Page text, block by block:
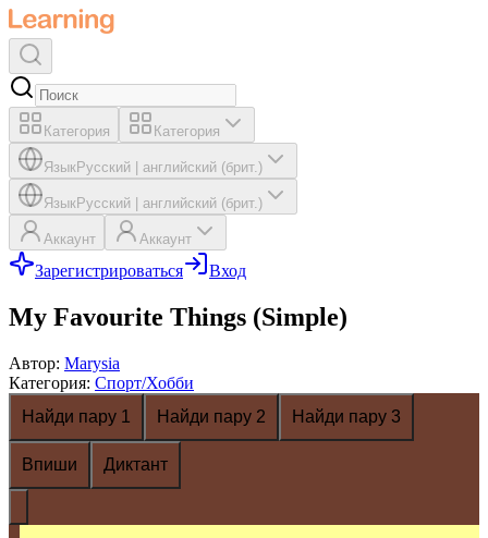
Категория Категория
ЯзыкРусский английский (брит.)
ЯзыкРусский английский (брит.)
Аккаунт Аккаунт
Зарегистрироваться Вход
My Favourite Things (Simple)
Автор: Marysia
Категория: Спорт/Хобби
Найди пару 1
Найди пару 2 Найди пару 3
Впиши Диктант